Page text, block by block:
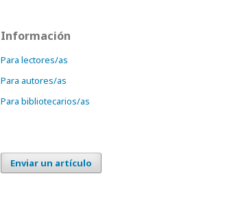
Información
Para lectores/as
Para autores/as
Para bibliotecarios/as
Enviar un artículo